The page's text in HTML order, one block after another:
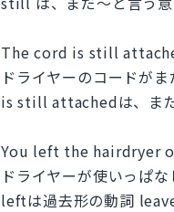
The cord is still
ドライヤーのコードがま
is still attachedは、まだ
You left the hairdryer
ドライヤーが使いっぱ
leftは過去形の動詞